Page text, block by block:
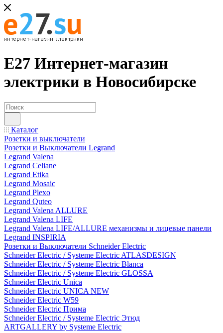
Е27 Интернет-магазин
электрики в Новосибирске
Каталог
Розетки и выключатели
Розетки и Выключатели Legrand
Legrand Valena
Legrand Celiane
Legrand Etika
Legrand Mosaic
Legrand Plexo
Legrand Quteo
Legrand Valena ALLURE
Legrand Valena LIFE
Legrand Valena LIFE/ALLURE механизмы и лицевые панели
Legrand INSPIRIA
Розетки и Выключатели Schneider Electric
Schneider Electric / Systeme Electric ATLASDESIGN
Schneider Electric / Systeme Electric Blanca
Schneider Electric / Systeme Electric GLOSSA
Schneider Electric Unica
Schneider Electric UNICA NEW
Schneider Electric W59
Schneider Electric Прима
Schneider Electric / Systeme Electric Этюд
ARTGALLERY by Systeme Electric